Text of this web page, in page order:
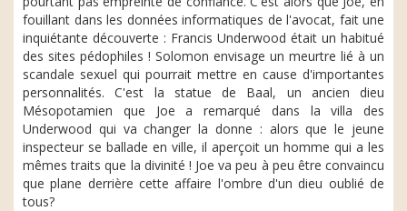
fouillant dans les données informatiques de l'avocat, fait une
inquiétante découverte : Francis Underwood était un habitué
des sites pédophiles ! Solomon envisage un meurtre lié à un
scandale sexuel qui pourrait mettre en cause d'importantes
personnalités. C'est la statue de Baal, un ancien dieu
Mésopotamien que Joe a remarqué dans la villa des
Underwood qui va changer la donne : alors que le jeune
inspecteur se ballade en ville, il aperçoit un homme qui a les
mêmes traits que la divinité ! Joe va peu à peu être convaincu
que plane derrière cette affaire l'ombre d'un dieu oublié de
tous?